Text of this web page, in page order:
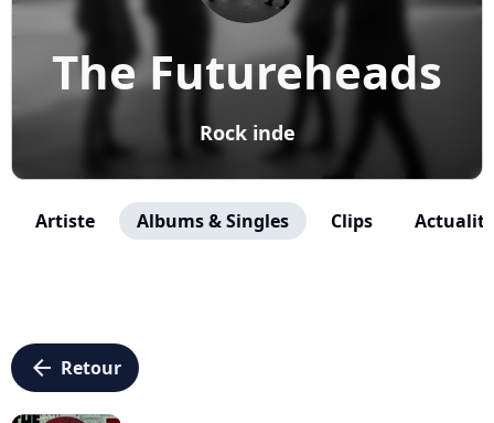
The Futureheads
Rock inde
Artiste Albums & Singles Clips
arrow_left Retour